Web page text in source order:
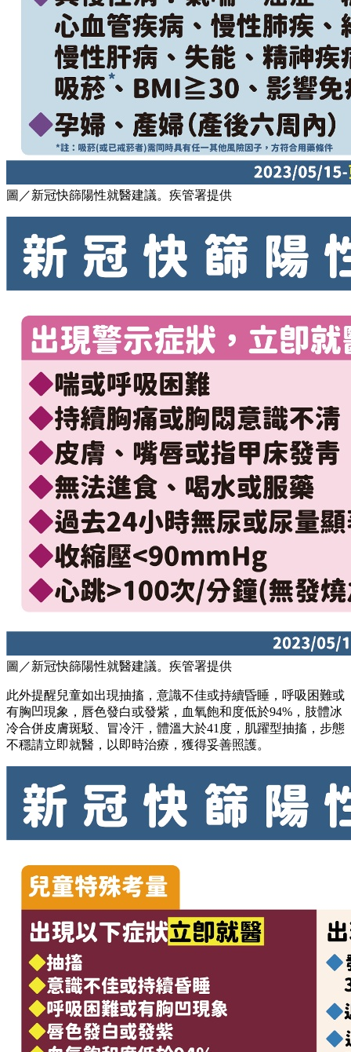
圖／新冠快篩陽性就醫建議。疾管署提供
圖／新冠快篩陽性就醫建議。疾管署提供
此外提醒兒童如出現抽搐，意識不佳或持續昏睡，呼吸困難或
有胸凹現象，唇色發白或發紫，血氧飽和度低於94%，肢體冰
冷合併皮膚斑駁、冒冷汗，體溫大於41度，肌躍型抽搐，步態
不穩請立即就醫，以即時治療，獲得妥善照護。